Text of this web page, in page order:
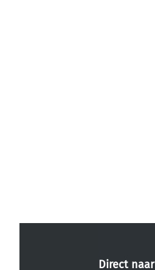
Direct naar